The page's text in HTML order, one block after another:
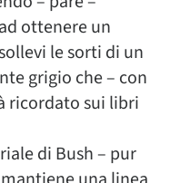
ottenere un
le sorti di un
grigio che – con
ricordato sui libri
di Bush – pur